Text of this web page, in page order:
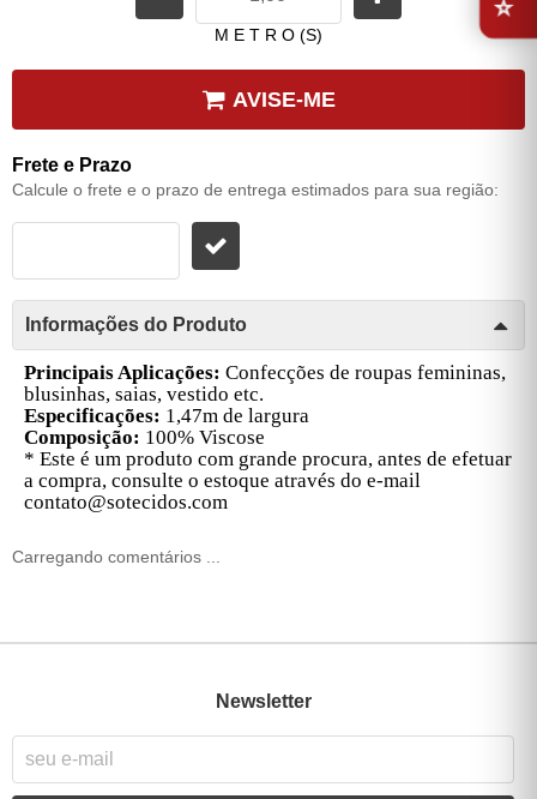
M E T R O (S)
AVISE-ME
Frete e Prazo
Calcule o frete e o prazo de entrega estimados para sua região:
Informações do Produto
Principais Aplicações: Confecções de roupas femininas,
blusinhas, saias, vestido etc.
Especificações: 1,47m de largura
Composição: 100% Viscose
* Este é um produto com grande procura, antes de efetuar
a compra, consulte o estoque através do e-mail
contato@sotecidos.com
Carregando comentários ...
Newsletter